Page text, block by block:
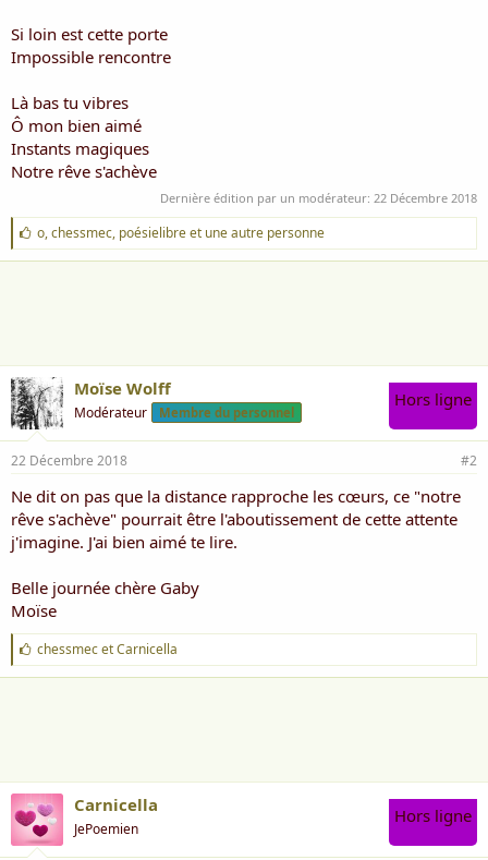
Si loin est cette porte
Impossible rencontre
Là bas tu vibres
Ô mon bien aimé
Instants magiques
Notre rêve s'achève
Dernière édition par un modérateur: 22 Décembre 2018
J
'
a
o,chessmec, poésielibreet une autre personne
Moïse Wolff
Modérateur Membre du personnel
Hors ligne
22 Décembre 2018 #2
Ne dit on pas que la distance rapproche les cœurs, ce "notre
rêve s'achève" pourrait être l'aboutissement de cette attente
j'imagine. J'ai bien aimé te lire.
Belle journée chère Gaby
Moïse
J
'
a
chessmecetCarnicella
Carnicella
JePoemien
Hors ligne